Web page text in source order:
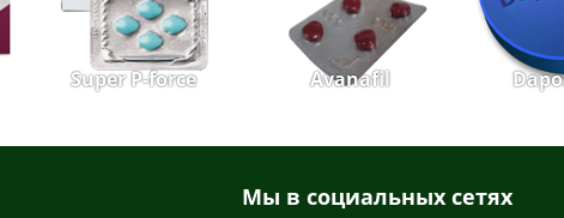
Super P-force Avanafil
Мы в социальных сетях